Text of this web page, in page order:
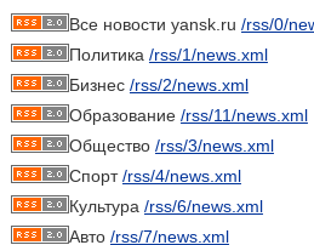
Все новости yansk.ru /rss/0/
Политика /rss/1/news.xml
Бизнес /rss/2/news.xml
Образование /rss/11/news.xml
Общество /rss/3/news.xml
Спорт/rss/4/news.xml
Культура /rss/6/news.xml
Авто /rss/7/news.xml